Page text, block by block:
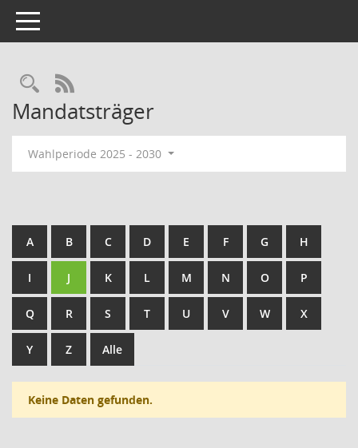
Toggle navigation
Rechercheauswahl
RSS-Feed
Mandatsträger
Wahlperiode 2025 - 2030
A B C D E F G H
I J K L M N O P
Q R S T U V W X
Y Z Alle
Keine Daten gefunden.